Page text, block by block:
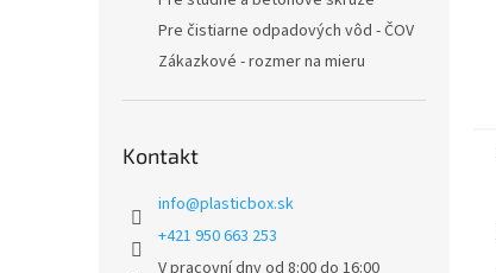
Pre čistiarne odpadových vôd - ČOV
Zákazkové - rozmer na mieru
Kontakt
info@plasticbox.sk
+421 950 663 253
V pracovní dny od 8:00 do 16:00